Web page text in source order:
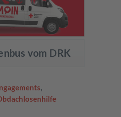
vom DRK
,